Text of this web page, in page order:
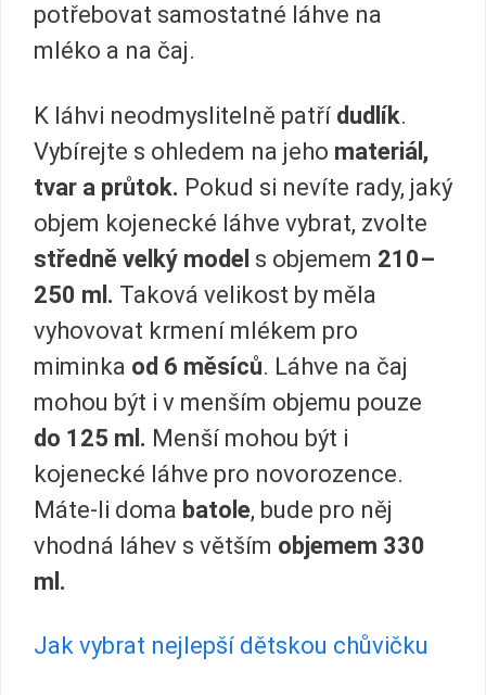
potřebovat samostatné láhve na
mléko a na čaj.
K láhvi neodmyslitelně patří dudlík.
Vybírejte s ohledem na jeho materiál,
tvar a průtok. Pokud si nevíte rady, jaký
objem kojenecké láhve vybrat, zvolte
středně velký model s objemem 210–
250 ml. Taková velikost by měla
vyhovovat krmení mlékem pro
miminka od 6 měsíců. Láhve na čaj
mohou být i v menším objemu pouze
do 125 ml. Menší mohou být i
kojenecké láhve pro novorozence.
Máte-li doma batole, bude pro něj
vhodná láhev s větším objemem 330
ml.
Jak vybrat nejlepší dětskou chůvičku